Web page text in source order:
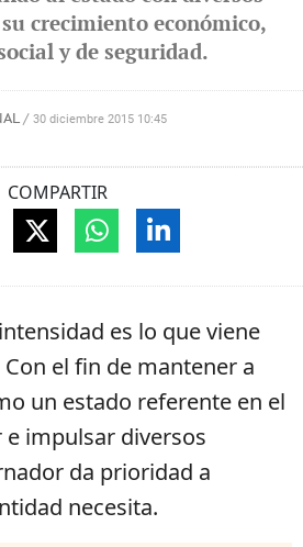
crecimiento económico,
y de seguridad.
/ 30 diciembre 2015 10:45
COMPARTIR
es lo que viene
Con el fin de mantener a
un estado referente en el
impulsar diversos
da prioridad a
necesita.